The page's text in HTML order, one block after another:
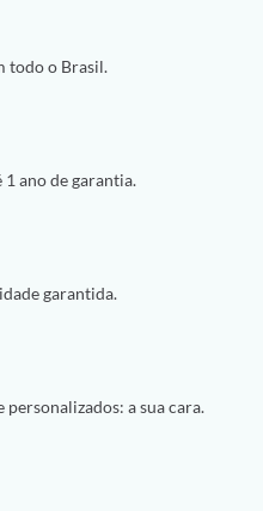
todo o Brasil.
ano de garantia.
garantida.
personalizados: a sua cara.